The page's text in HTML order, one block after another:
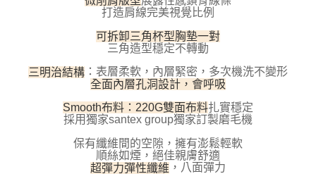
是否繳費成功／繳費後需取消欲退款等相關疑問，請聯繫「AFTEE先享後付
易，需依本服務之必要範圍內提供個人資料，並將交易相關給付款項請求債
權轉讓予恩沛科技股份有限公司。
２．關於個人資料處理事宜，請瀏覽以下網址：
https://aftee.tw/terms/#terms3
３．未成年的使用者請事先徵得法定代理人或監護人之同意方可使用
「AFTEE先享後付」，若未經同意申辦者引起之損失，本公司不負相關責
４．使用「AFTEE先享後付」時，將依據個別帳號之用戶狀況，依本公司即
時審查核予不同之上限額度；若仍有額度不足之情形，本公司將視審查結果
每筆NT$100，滿NT$800(含以上)免運費
打造肩線完美視覺比例
可拆卸三角杯型胸墊一對
三角造型穩定不轉動
三明治結構 ：表層柔軟，內層緊密，多次機洗不變形
全面內層孔洞設計，會呼吸
Smooth布料：220G雙面布料扎實穩定
採用獨家santex group獨家訂製磨毛機
保有纖維間的空隙，擁有澎鬆輕軟
順絲如煙，絕佳親膚舒適
超彈力彈性纖維 ，八面彈力